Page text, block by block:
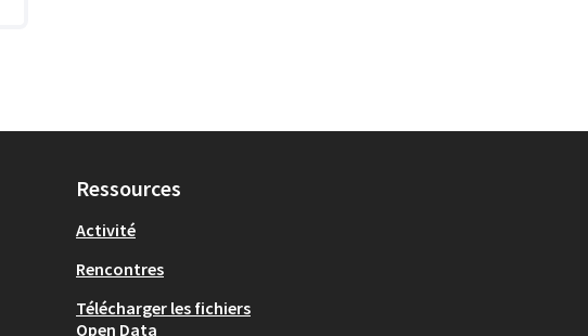
Ressources
Activité
Rencontres
Télécharger les fichiers
Open Data